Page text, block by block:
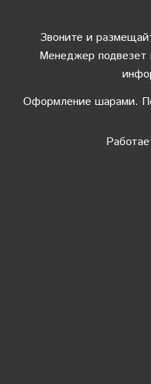
Звоните и
Менеджер
Оформление шарами.